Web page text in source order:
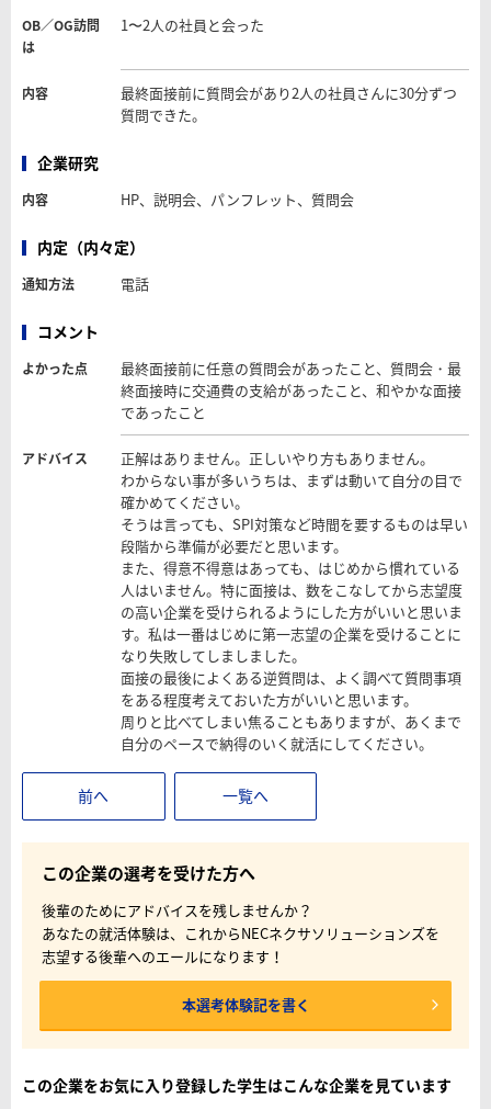
OB／OG訪問
は
1〜2人の社員と会った
内容
最終面接前に質問会があり2人の社員さんに30分ずつ
質問できた。
企業研究
内容 HP、説明会、パンフレット、質問会
内定（内々定）
通知方法 電話
コメント
よかった点
最終面接前に任意の質問会があったこと、質問会・最
終面接時に交通費の支給があったこと、和やかな面接
であったこと
アドバイス
正解はありません。正しいやり方もありません。
わからない事が多いうちは、まずは動いて自分の目で
確かめてください。
そうは言っても、SPI対策など時間を要するものは早い
段階から準備が必要だと思います。
また、得意不得意はあっても、はじめから慣れている
人はいません。特に面接は、数をこなしてから志望度
の高い企業を受けられるようにした方がいいと思いま
す。私は一番はじめに第一志望の企業を受けることに
なり失敗してしましました。
面接の最後によくある逆質問は、よく調べて質問事項
をある程度考えておいた方がいいと思います。
周りと比べてしまい焦ることもありますが、あくまで
自分のペースで納得のいく就活にしてください。
前へ 一覧へ
この企業の選考を受けた方へ
後輩のためにアドバイスを残しませんか？
あなたの就活体験は、これからNECネクサソリューションズを
志望する後輩へのエールになります！
本選考体験記を書く
この企業をお気に入り登録した学生はこんな企業を見ています